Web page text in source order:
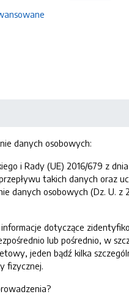
danych osobowych:
i Rady (UE) 2016/679 z
takich danych oraz
danych osobowych (Dz. U. z
dotyczące
lub pośrednio, w
jeden bądź kilka
fizycznej.